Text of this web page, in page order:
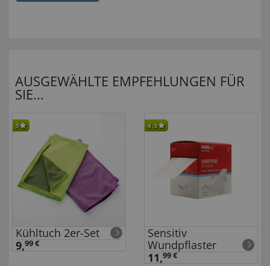
AUSGEWÄHLTE EMPFEHLUNGEN FÜR
SIE...
5
Kühltuch 2er-Set
9,99 €
4,5
Sensitiv
Wundpflaster
11,99 €